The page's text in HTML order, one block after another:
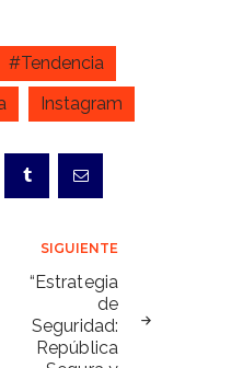
#Tendencia
Instagram
SIGUIENTE
“Estrategia
de
Seguridad:
República